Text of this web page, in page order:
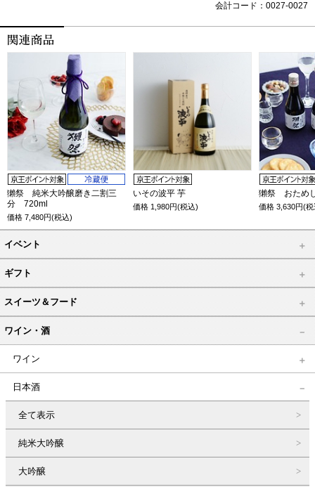
会計コード：0027-0027
獺祭 純米大吟醸磨き二割三
分 720ml
価格 7,480円(税込)
いその波平 芋
価格 1,980円(税込)
獺祭 おため
価格3,630円(
イベント
ギフト
スイーツ＆フード
ワイン・酒
ワイン
日本酒
全て表示
純米大吟醸
大吟醸